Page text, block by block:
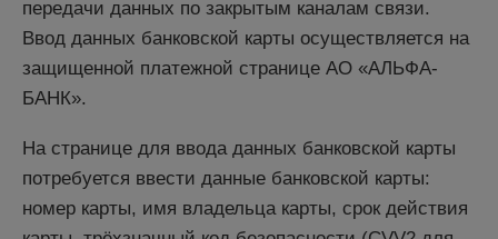
передачи данных по закрытым каналам связи.
Ввод данных банковской карты осуществляется на
защищенной платежной странице АО «АЛЬФА-
БАНК».
На странице для ввода данных банковской карты
потребуется ввести данные банковской карты:
номер карты, имя владельца карты, срок действия